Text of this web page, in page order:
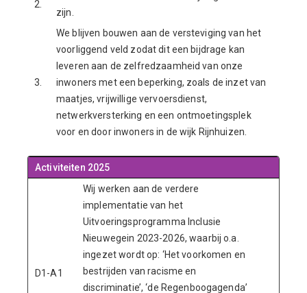
2.
zijn.
3.
We blijven bouwen aan de versteviging van het
voorliggend veld zodat dit een bijdrage kan
leveren aan de zelfredzaamheid van onze
inwoners met een beperking, zoals de inzet van
maatjes, vrijwillige vervoersdienst,
netwerkversterking en een ontmoetingsplek
voor en door inwoners in de wijk Rijnhuizen.
Activiteiten 2025
D1-A1
Wij werken aan de verdere
implementatie van het
Uitvoeringsprogramma Inclusie
Nieuwegein 2023-2026, waarbij o.a.
ingezet wordt op: ‘Het voorkomen en
bestrijden van racisme en
discriminatie’, ‘de Regenboogagenda’